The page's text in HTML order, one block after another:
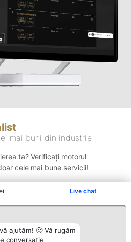
Live chat
ajutăm! 🙂 Vă rugăm
conversație
mai buni din industrie
ta? Verificați motorul
cele mai bune servicii!